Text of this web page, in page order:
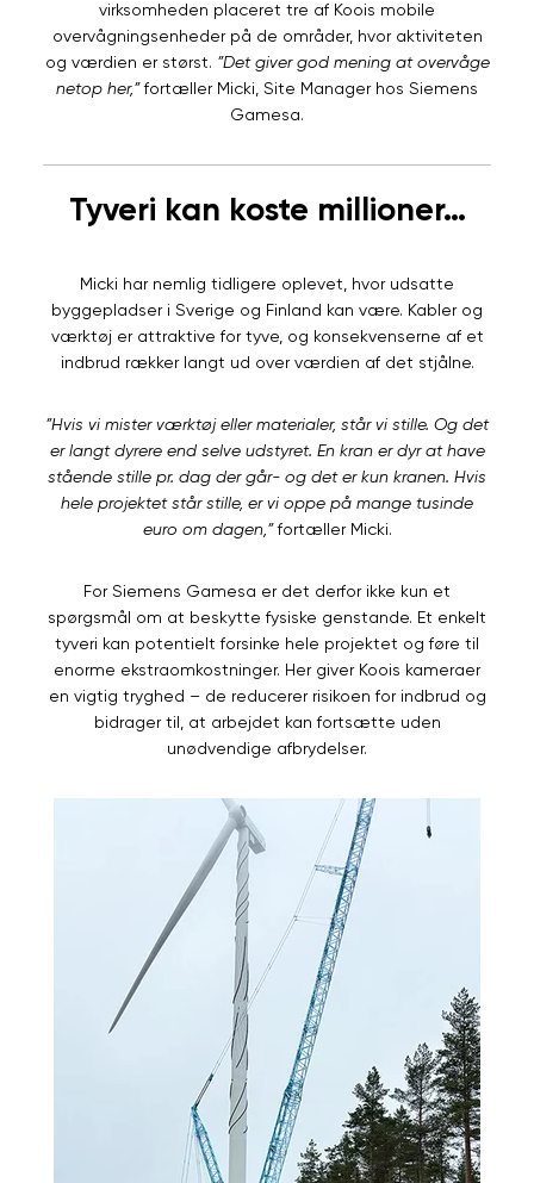
virksomheden placeret tre af Koois mobile
overvågningsenheder på de områder, hvor aktiviteten
og værdien er størst. ”Det giver god mening at overvåge
netop her,”fortæller Micki, Site Manager hos Siemens
Gamesa.
Tyveri kan koste millioner…
Micki har nemlig tidligere oplevet, hvor udsatte
byggepladser i Sverige og Finland kan være. Kabler og
værktøj er attraktive for tyve, og konsekvenserne af et
indbrud rækker langt ud over værdien af det stjålne.
”Hvis vi mister værktøj eller materialer, står vi stille. Og det
er langt dyrere end selve udstyret. En kran er dyr at have
stående stille pr. dag der går- og det er kun kranen. Hvis
hele projektet står stille, er vi oppe på mange tusinde
euro om dagen,”fortæller Micki.
For Siemens Gamesa er det derfor ikke kun et
spørgsmål om at beskytte fysiske genstande. Et enkelt
tyveri kan potentielt forsinke hele projektet og føre til
enorme ekstraomkostninger. Her giver Koois kameraer
en vigtig tryghed – de reducerer risikoen for indbrud og
bidrager til, at arbejdet kan fortsætte uden
unødvendige afbrydelser.